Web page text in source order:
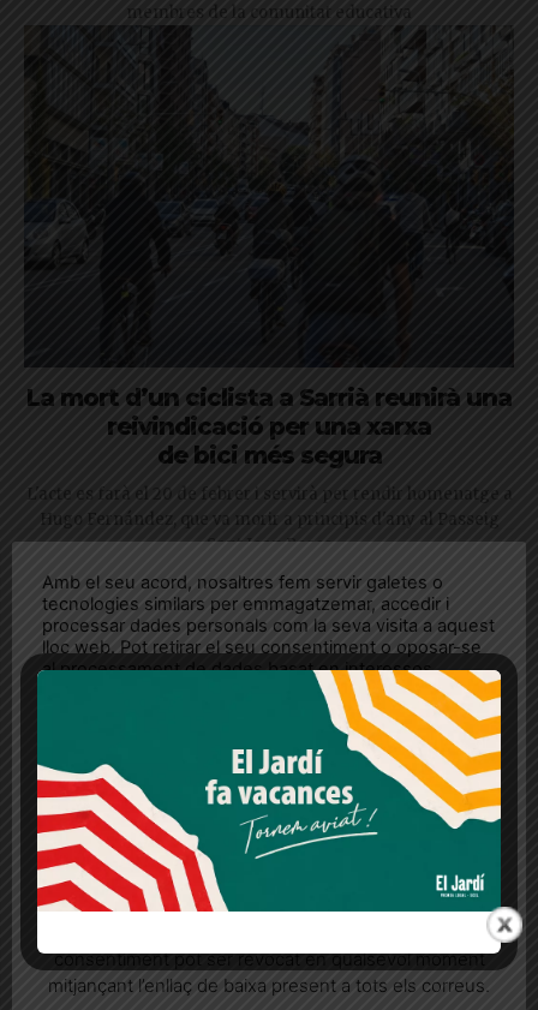
membres de la comunitat educativa
La mort d’un ciclista a Sarrià reunirà una
reivindicació per una xarxa
de bici més segura
L'acte es farà el 20 de febrer i servirà per rendir homenatge a
Hugo Fernández, que va morir a principis d'any al Passeig
Sant Joan Bosco
Les propostes d’ERC per a Sarrià-Sant
Gervasi en les eleccions municipals 2023
El programa d'Ernest Maragall incorpora la implementació
Amb el seu acord, nosaltres fem servir galetes o
tecnologies similars per emmagatzemar, accedir i
processar dades personals com la seva visita a aquest
lloc web. Pot retirar el seu consentiment o oposar-se
al processament de dades basat en interessos
legítims en qualsevol moment fent clic a "Ajustos de
cookies" o a la nostra Política de privacitat en aquest
lloc web. Si cliques "acceptar" dones el teu
Més informació Acceptar Rebutjar tot
Quan l’usuari crea un compte al Diari el Jardí, dona el
seu consentiment explícit per rebre comunicacions
consentiment pot ser revocat en qualsevol moment
mitjançant l’enllaç de baixa present a tots els correus.